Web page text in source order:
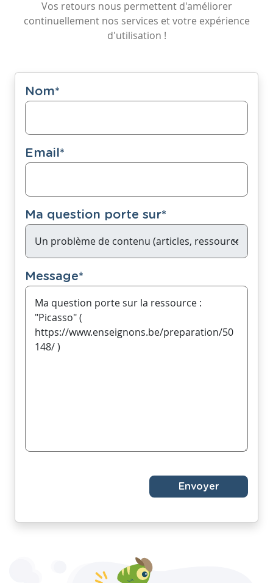
Vos retours nous permettent d'améliorer
continuellement nos services et votre expérience
d'utilisation !
Nom*
Email*
Ma question porte sur*
Message*
Envoyer